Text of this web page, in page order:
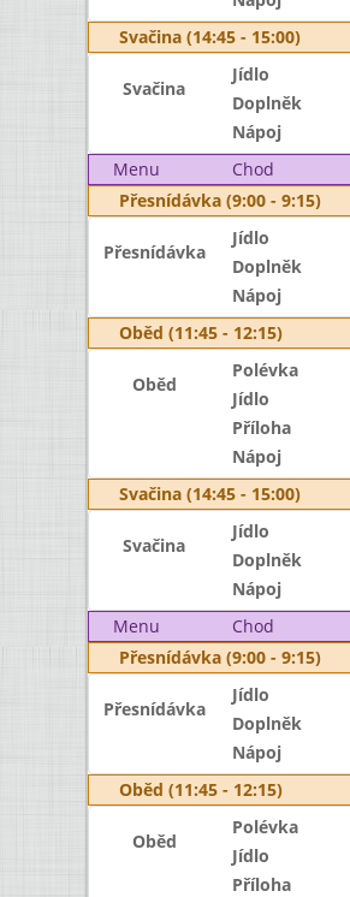
Svačina (14:45 - 15:00)
Svačina
Jídlo
Doplněk
Nápoj
Menu
Chod
Přesnídávka (9:00 - 9:15)
Přesnídávka
Jídlo
Doplněk
Nápoj
Oběd (11:45 - 12:15)
Oběd
Polévka
Jídlo
Příloha
Nápoj
Svačina (14:45 - 15:00)
Svačina
Jídlo
Doplněk
Nápoj
Menu
Chod
Přesnídávka (9:00 - 9:15)
Přesnídávka
Jídlo
Doplněk
Nápoj
Oběd (11:45 - 12:15)
Oběd
Polévka
Jídlo
Příloha